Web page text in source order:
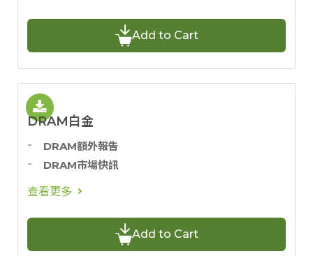
Add to Cart
DRAM白金
DRAM額外報告
DRAM市場快訊
查看更多
Add to Cart